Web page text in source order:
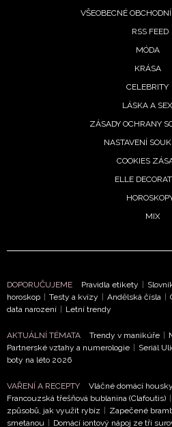
informace od našich partnerů?
soukromí BurdaMedia Extra
VŠEOBECNÉ
RSS FEED
MÓDA
KRÁSA
CELEBRITY
LÁSKA A SEX
ZÁSADY OCHRANY
NASTAVENÍ
COOKIES
ELLE
MIX
DOPORUČUJEME Pravidla etikety |
horoskop | Testy a kvízy | Andělská čísla |
data narození | Letní trendy
AKTUÁLNÍ TÉMATA Trendy v manikúře |
Partnerské vztahy a numerologie | Seriál
boty na léto 2026
VAŘENÍ A RECEPTY Vláčné domácí housky
Francouzská třešňová bublanina (Clafoutis) |
způsobů, jak využít rybíz | Zapečené
smetanou | Domácí iontový nápoj ze tří